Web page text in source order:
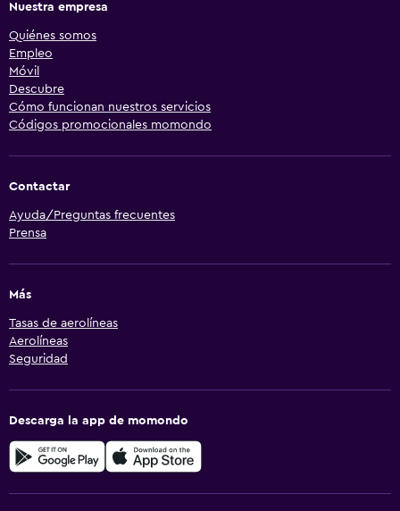
Nuestra empresa
Quiénes somos
Empleo
Móvil
Descubre
Cómo funcionan nuestros servicios
Códigos promocionales momondo
Contactar
Ayuda/Preguntas frecuentes
Prensa
Más
Tasas de aerolíneas
Aerolíneas
Seguridad
Descarga la app de momondo